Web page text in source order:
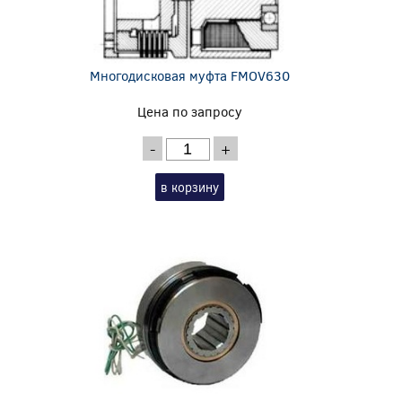
Многодисковая муфта FMOV630
Цена по запросу
- +
в корзину